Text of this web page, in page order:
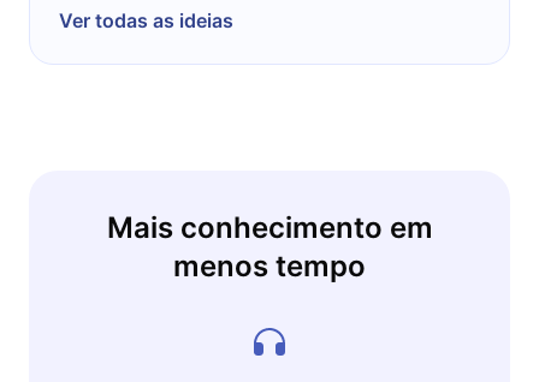
ele era um analista de risco e parceiro em
vários fundos de investimento de médio
Ver todas as ideias
Mais conhecimento em
menos tempo